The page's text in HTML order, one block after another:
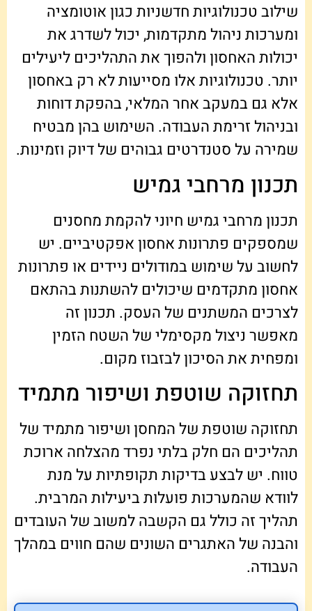
שילוב טכנולוגיות חדשניות כגון אוטומציה
ומערכות ניהול מתקדמות, יכול לשדרג את
יכולות האחסון ולהפוך את התהליכים ליעילים
יותר. טכנולוגיות אלו מסייעות לא רק באחסון
אלא גם במעקב אחר המלאי, בהפקת דוחות
ובניהול זרימת העבודה. השימוש בהן מבטיח
שמירה על סטנדרטים גבוהים של דיוק וזמינות.
תכנון מרחבי גמיש
תכנון מרחבי גמיש חיוני להקמת מחסנים
שמספקים פתרונות אחסון אפקטיביים. יש
לחשוב על שימוש במודולים ניידים או פתרונות
אחסון מתקדמים שיכולים להשתנות בהתאם
לצרכים המשתנים של העסק. תכנון זה
מאפשר ניצול מקסימלי של השטח הזמין
ומפחית את הסיכון לבזבוז מקום.
תחזוקה שוטפת ושיפור מתמיד
תחזוקה שוטפת של המחסן ושיפור מתמיד של
תהליכים הם חלק בלתי נפרד מהצלחה ארוכת
טווח. יש לבצע בדיקות תקופתיות על מנת
לוודא שהמערכות פועלות ביעילות המרבית.
תהליך זה כולל גם הקשבה למשוב של העובדים
והבנה של האתגרים השונים שהם חווים במהלך
העבודה.